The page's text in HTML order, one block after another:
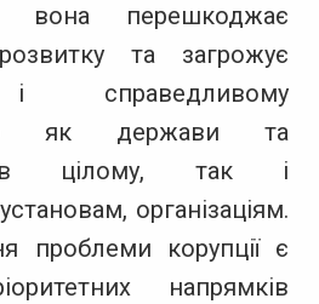
вона перешкоджає
та загрожує
справедливому
як держави та
в цілому, так і
організаціям.
проблеми корупції є
напрямків